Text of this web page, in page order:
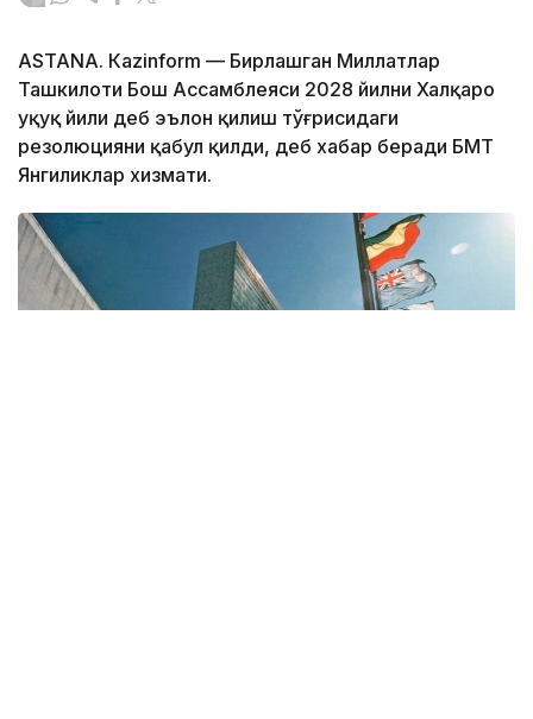
ASTANА. Кazinform — Бирлашган Миллатлар
Ташкилоти Бош Ассамблеяси 2028 йилни Халқаро
ҳуқуқ йили деб эълон қилиш тўғрисидаги
резолюцияни қабул қилди, деб хабар беради БМТ
Янгиликлар хизмати.